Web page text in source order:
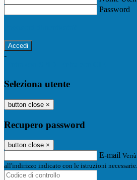
Password
-
Seleziona utente
button close ×
Recupero password
button close ×
E-mail
all'indirizzo indicato con le istruzioni necessarie.